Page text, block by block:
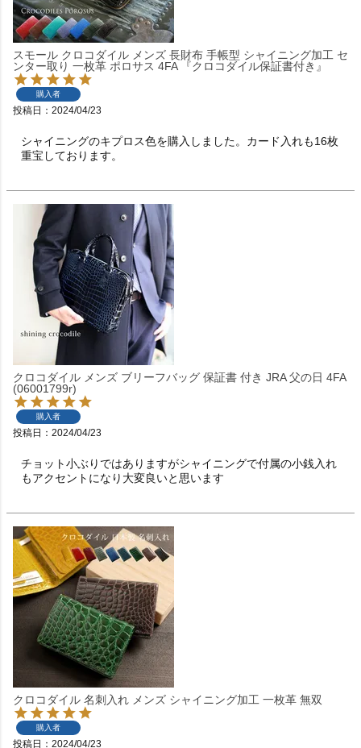
スモール クロコダイル メンズ 長財布 手帳型 シャイニング加工 セ
ンター取り 一枚革 ポロサス 4FA 『クロコダイル保証書付き』
購入者
投稿日 2024/04/23
シャイニングのキプロス色を購入しました。カード入れも16枚
重宝しております。
クロコダイル メンズ ブリーフバッグ 保証書 付き JRA 父の日 4FA
(06001799r)
購入者
投稿日 2024/04/23
チョット小ぶりではありますがシャイニングで付属の小銭入れ
もアクセントになり大変良いと思います
クロコダイル 名刺入れ メンズ シャイニング加工 一枚革 無双
購入者
投稿日 2024/04/23